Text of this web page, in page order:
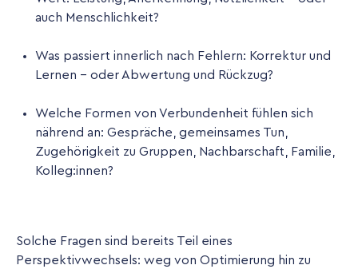
auch Menschlichkeit?
Was passiert innerlich nach Fehlern: Korrektur und
Lernen - oder Abwertung und Rückzug?
Welche Formen von Verbundenheit fühlen sich
nährend an: Gespräche, gemeinsames Tun,
Zugehörigkeit zu Gruppen, Nachbarschaft, Familie,
Kolleg:innen?
Solche Fragen sind bereits Teil eines
Perspektivwechsels: weg von Optimierung hin zu